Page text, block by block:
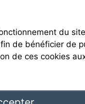
nous
du
de bénéficier de
de ces cookies